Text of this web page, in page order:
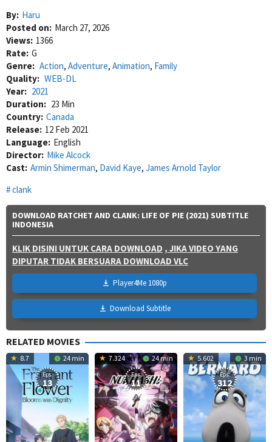
By: Haru
Posted on: March 27, 2026
Views: 1366
Rate: G
Genre: Action, Adventure, Animation, Family
Quality: WEB-DL
Year: 2021
Duration: 23 Min
Country: Canada
Release: 12 Feb 2021
Language: English
Director: Mike Alcock
Cast: Armin Shimerman, David Kaye, James Arnold Taylor
clank
DOWNLOAD RATCHET AND CLANK: LIFE OF PIE (2021) SUBTITLE
INDONESIA
KLIK DISINI UNTUK CARA DOWNLOAD , JIKA VIDEO YANG
DIPUTAR TIDAK BERSUARA DOWNLOAD VLC
Player4Me 1080p
Download Subtitle
RELATED MOVIES
8.7 24 min
Eps:
13
7.324 24 min
Eps:
11
5.602 3 min
Eps:
312